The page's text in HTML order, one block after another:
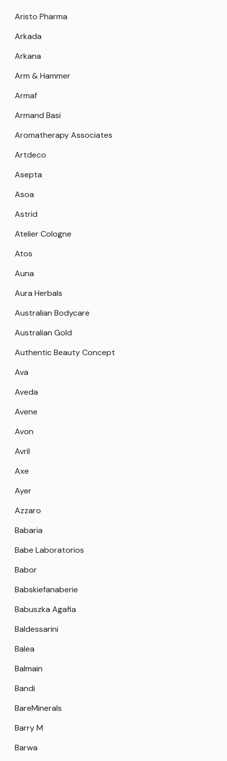
Aristo Pharma
Arkada
Arkana
Arm & Hammer
Armaf
Armand Basi
Aromatherapy Associates
Artdeco
Asepta
Asoa
Astrid
Atelier Cologne
Atos
Auna
Aura Herbals
Australian Bodycare
Australian Gold
Authentic Beauty Concept
Ava
Aveda
Avene
Avon
Avril
Axe
Ayer
Azzaro
Babaria
Babe Laboratorios
Babor
Babskiefanaberie
Babuszka Agafia
Baldessarini
Balea
Balmain
Bandi
BareMinerals
Barry M
Barwa